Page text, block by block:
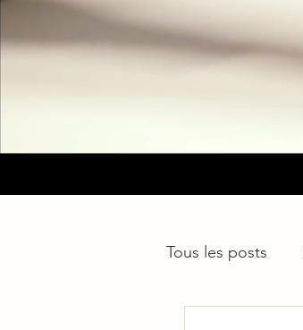
Tous les posts